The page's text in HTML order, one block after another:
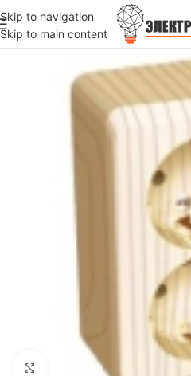
Skip to navigation
Skip to main content
Нажмите, чтобы увеличить